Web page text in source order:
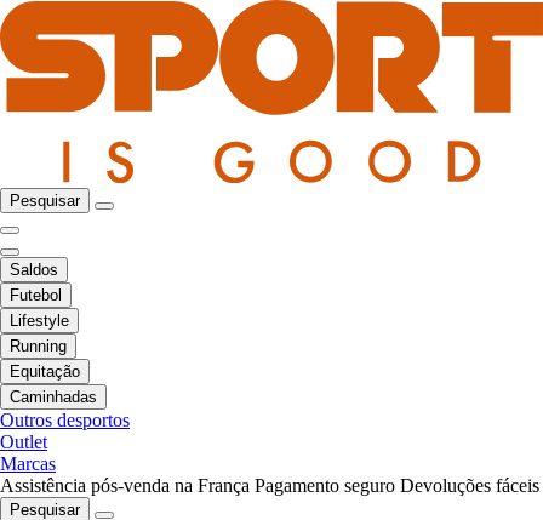
Pesquisar
Saldos
Futebol
Lifestyle
Running
Equitação
Caminhadas
Outros desportos
Outlet
Marcas
Assistência pós-venda na França Pagamento seguro Devoluções fáceis
Pesquisar